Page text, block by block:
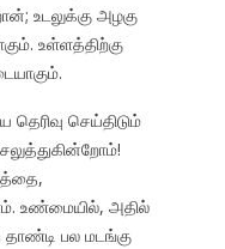
உடலுக்கு அழகு
உள்ளத்திற்கு
செய்திடும்
உண்மையில், அதில்
பல மடங்கு